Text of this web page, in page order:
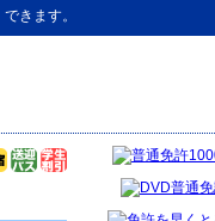
きます。